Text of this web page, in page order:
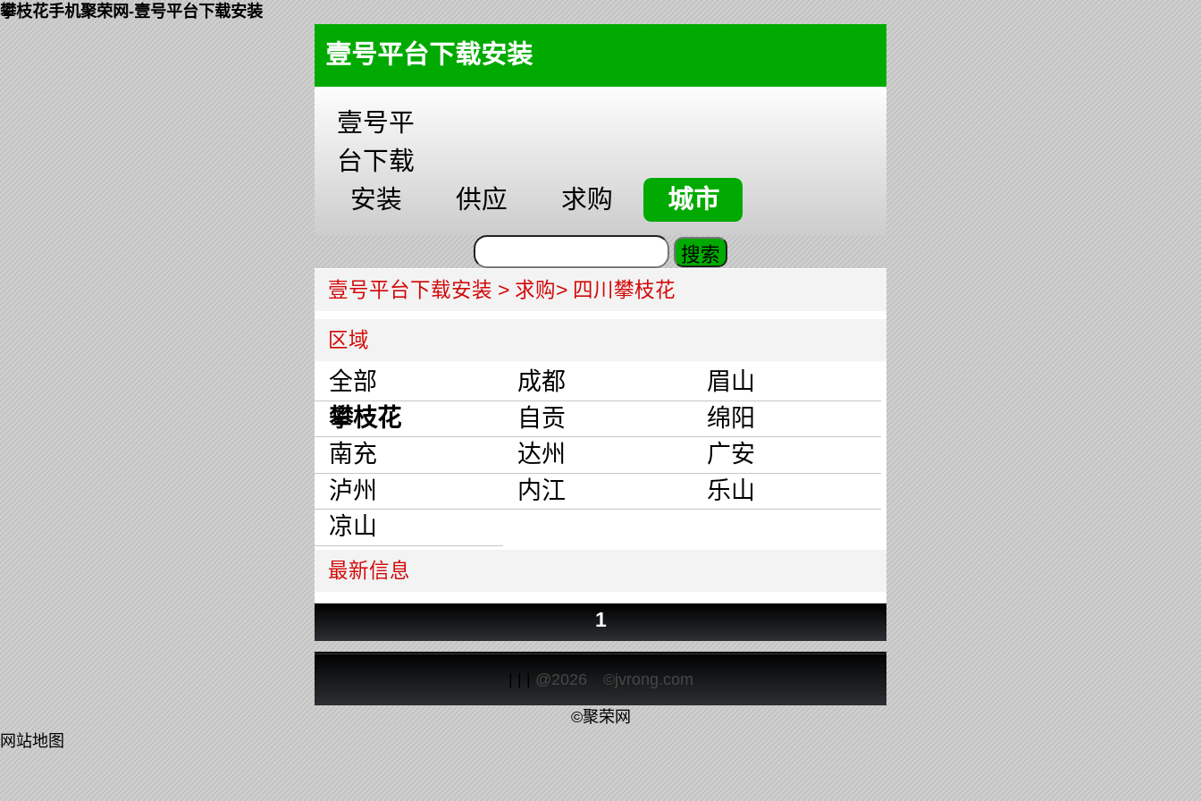
攀枝花手机聚荣网-壹号平台下载安装
壹号平台下载安装
壹号平
台下载
安装
供应 求购 城市
壹号平台下载安装 > 求购> 四川攀枝花
区域
全部 成都
眉山
攀枝花
自贡
绵阳
南充
达州
广安
泸州
内江
乐山
凉山
最新信息
1
@2026 ©jvrong.com
©聚荣网
网站地图